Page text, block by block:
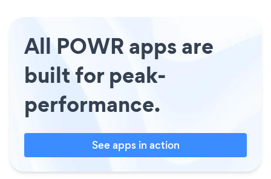
All POWR apps are
built for peak-
performance.
See apps in action